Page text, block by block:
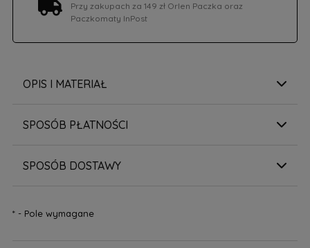
Przy zakupach za 149 zł Orlen Paczka oraz
Paczkomaty InPost
OPIS I MATERIAŁ
SPOSÓB PŁATNOŚCI
SPOSÓB DOSTAWY
*- Pole wymagane